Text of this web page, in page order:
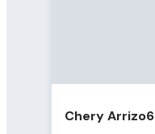
Chery Arrizo6